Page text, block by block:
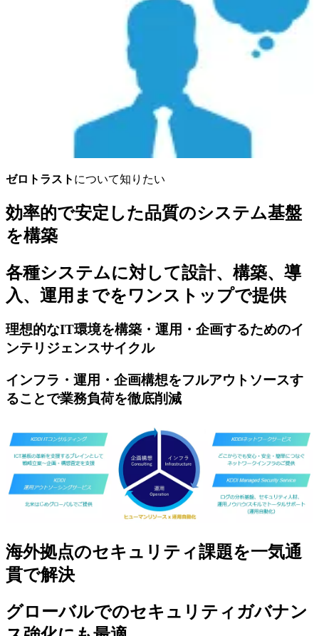
ゼロトラスト について知りたい
効率的で安定した品質のシステム基盤
を構築
各種システムに対して設計、構築、導
入、運用までをワンストップで提供
理想的なIT環境を構築・運用・企画するためのイ
ンテリジェンスサイクル
インフラ・運用・企画構想をフルアウトソースす
ることで業務負荷を徹底削減
海外拠点のセキュリティ課題を一気通
貫で解決
グローバルでのセキュリティガバナン